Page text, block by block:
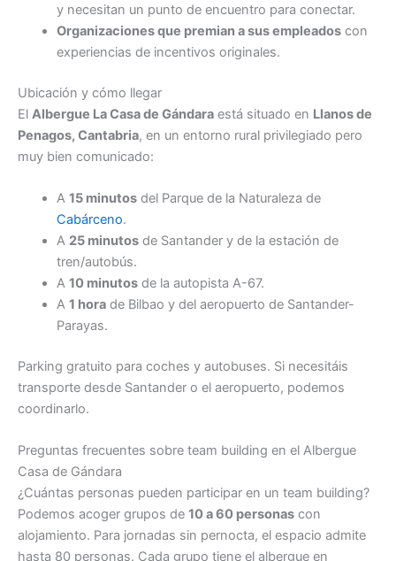
y necesitan un punto de encuentro para conectar.
Organizaciones que premian a sus empleadoscon
experiencias de incentivos originales.
Ubicación y cómo llegar
El Albergue La Casa de Gándara está situado en Llanos de
Penagos, Cantabria, en un entorno rural privilegiado pero
muy bien comunicado:
A 15 minutosdel Parque de la Naturaleza de
Cabárceno.
A 25 minutosde Santander y de la estación de
tren/autobús.
A 10 minutosde la autopista A-67.
A 1 horade Bilbao y del aeropuerto de Santander-
Parayas.
Parking gratuito para coches y autobuses. Si necesitáis
transporte desde Santander o el aeropuerto, podemos
coordinarlo.
Preguntas frecuentes sobre team building en el Albergue
Casa de Gándara
¿Cuántas personas pueden participar en un team building?
Podemos acoger grupos de 10 a 60 personas con
alojamiento. Para jornadas sin pernocta, el espacio admite
hasta 80 personas. Cada grupo tiene el albergue en